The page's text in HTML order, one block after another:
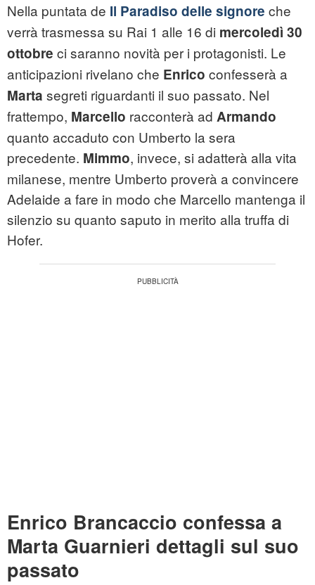
Nella puntata de Il Paradiso delle signore che
verrà trasmessa su Rai 1 alle 16 di mercoledì 30
ottobre ci saranno novità per i protagonisti. Le
anticipazioni rivelano che Enrico confesserà a
Marta segreti riguardanti il suo passato. Nel
frattempo, Marcello racconterà ad Armando
quanto accaduto con Umberto la sera
precedente. Mimmo, invece, si adatterà alla vita
milanese, mentre Umberto proverà a convincere
Adelaide a fare in modo che Marcello mantenga il
silenzio su quanto saputo in merito alla truffa di
Hofer.
Enrico Brancaccio confessa a
Marta Guarnieri dettagli sul suo
passato